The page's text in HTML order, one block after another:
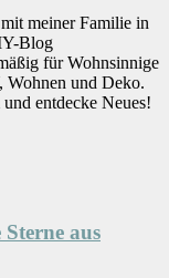
meiner Familie in
Blog
für Wohnsinnige
Wohnen und Deko.
entdecke Neues!
aus